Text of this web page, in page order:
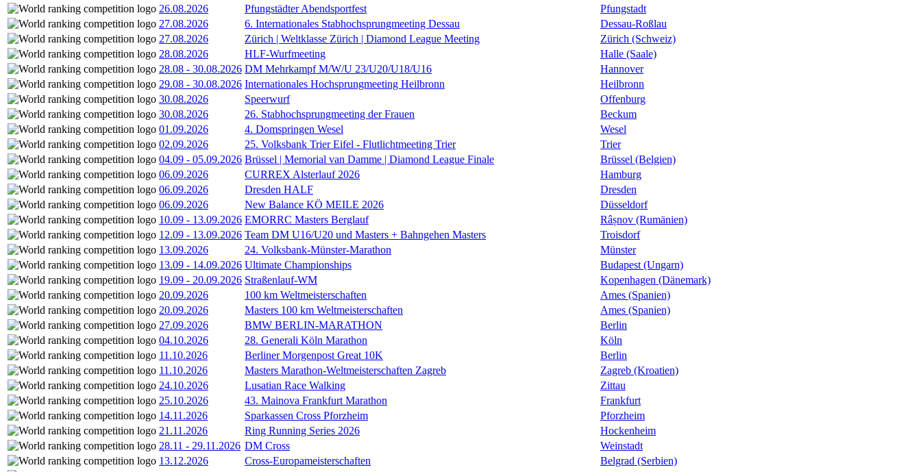
26.08.2026
Pfungstädter Abendsportfest
Pfungstadt
27.08.2026
6. Internationales Stabhochsprungmeeting Dessau
Dessau-Roßlau
27.08.2026
Zürich | Weltklasse Zürich | Diamond League Meeting
Zürich (Schweiz)
28.08.2026
HLF-Wurfmeeting
Halle (Saale)
28.08 - 30.08.2026 DM Mehrkampf M/W/U 23/U20/U18/U16
Hannover
29.08 - 30.08.2026 Internationales Hochsprungmeeting Heilbronn
Heilbronn
30.08.2026
Speerwurf
Offenburg
30.08.2026
26. Stabhochsprungmeeting der Frauen
Beckum
01.09.2026
4. Domspringen Wesel
Wesel
02.09.2026
25. Volksbank Trier Eifel - Flutlichtmeeting Trier
Trier
04.09 - 05.09.2026 Brüssel | Memorial van Damme | Diamond League Finale
Brüssel (Belgien)
06.09.2026
CURREX Alsterlauf 2026
Hamburg
06.09.2026
Dresden HALF
Dresden
06.09.2026
New Balance KÖ MEILE 2026
Düsseldorf
10.09 - 13.09.2026 EMORRC Masters Berglauf
Râșnov (Rumänien)
12.09 - 13.09.2026 Team DM U16/U20 und Masters + Bahngehen Masters
Troisdorf
13.09.2026
24. Volksbank-Münster-Marathon
Münster
13.09 - 14.09.2026 Ultimate Championships
Budapest (Ungarn)
19.09 - 20.09.2026 Straßenlauf-WM
Kopenhagen (Dänemark)
20.09.2026
100 km Weltmeisterschaften
Ames (Spanien)
20.09.2026
Masters 100 km Weltmeisterschaften
Ames (Spanien)
27.09.2026
BMW BERLIN-MARATHON
Berlin
04.10.2026
28. Generali Köln Marathon
Köln
11.10.2026
Berliner Morgenpost Great 10K
Berlin
11.10.2026
Masters Marathon-Weltmeisterschaften Zagreb
Zagreb (Kroatien)
24.10.2026
Lusatian Race Walking
Zittau
25.10.2026
43. Mainova Frankfurt Marathon
Frankfurt
14.11.2026
Sparkassen Cross Pforzheim
Pforzheim
21.11.2026
Ring Running Series 2026
Hockenheim
28.11 - 29.11.2026 DM Cross
Weinstadt
13.12.2026
Cross-Europameisterschaften
Belgrad (Serbien)